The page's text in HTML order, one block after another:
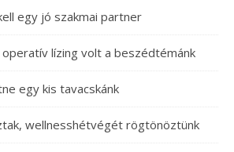
egy jó szakmai partner
lízing volt a beszédtémánk
egy kis tavacskánk
wellnesshétvégét rögtönöztünk